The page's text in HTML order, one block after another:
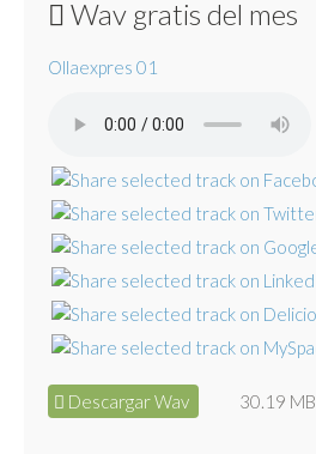
Wav gratis del mes
Ollaexpres 01
Descargar Wav 30.19 MB